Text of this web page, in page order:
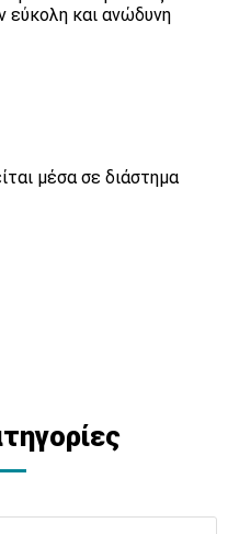
εύκολη και ανώδυνη
μέσα σε διάστημα